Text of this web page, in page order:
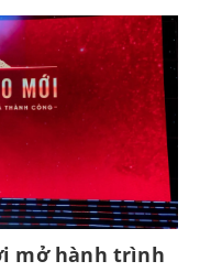
mở hành trình